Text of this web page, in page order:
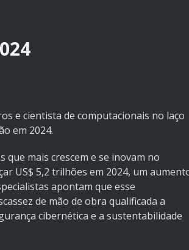
e cientista de computacionais no laço
em 2024.
que mais crescem e se inovam no
US$ 5,2 trilhões em 2024, um
apontam que esse
de mão de obra qualificada a
cibernética e a sustentabilidade